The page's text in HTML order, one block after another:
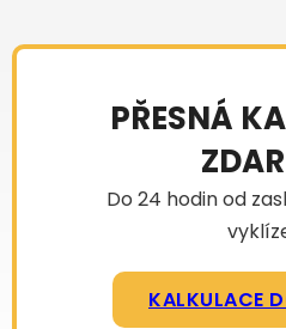
PŘESNÁ
Do 24 hodin od
KALKULACE